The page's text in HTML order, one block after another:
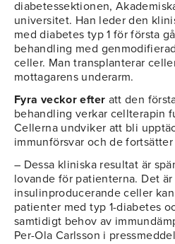
diabetessektionen,
universitet. Han leder den
med diabetes typ 1 för första
behandling med
celler. Man transplanterar
mottagarens underarm.
Fyra veckor efter att den
behandling verkar cellterapin
Cellerna undviker att bli
immunförsvar och de
– Dessa kliniska resultat är
lovande för patienterna. Det
insulinproducerande celler
patienter med typ 1-diabetes
samtidigt behov av
Per-Ola Carlsson i